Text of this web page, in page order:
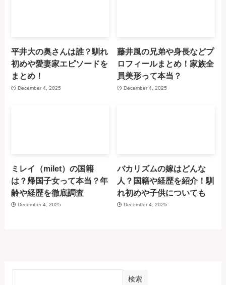
平井大の奥さんは誰？馴れ
初めや愛妻家エピソードを
まとめ！
December 4, 2025
藤井風の兄弟や身長などプ
ロフィールまとめ！家族全
員美形って本当？
December 4, 2025
ミレイ（milet）の国籍
は？帰国子女って本当？年
齢や経歴を徹底調査
December 4, 2025
バカリズムの嫁はどんな
人？国籍や経歴を紹介！馴
れ初めや子供についても
December 4, 2025
検索